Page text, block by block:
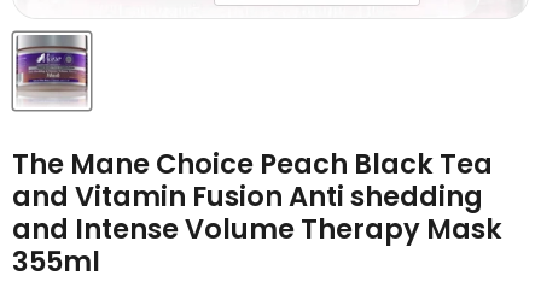
The Mane Choice Peach Black Tea
and Vitamin Fusion Anti shedding
and Intense Volume Therapy Mask
355ml